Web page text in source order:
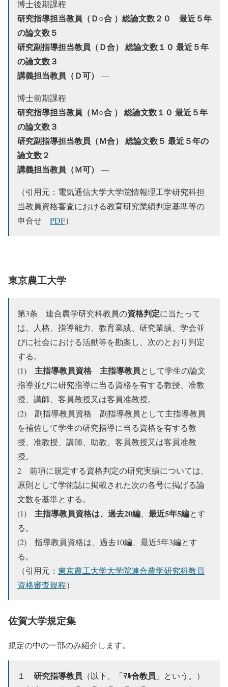
博士後期課程
研究指導担当教員（Ｄ○合 ）総論文数２０
最近５年
の論文数５
研究副指導担当教員（Ｄ合） 総論文数１０ 最近５年
の論文数３
講義担当教員（Ｄ可）
―
博士前期課程
研究指導担当教員（Ｍ○合 ） 総論文数１０ 最近５年
の論文数３
研究副指導担当教員（Ｍ合） 総論文数５ 最近５年の
論文数２
講義担当教員（Ｍ可） ―
（引用元：電気通信大学大学院情報理工学研究科担
当教員資格審査における教育研究業績判定基準等の
申合せ PDF）
東京農工大学
第3条 連合農学研究科教員の資格判定に当たって
は、人格、指導能力、教育業績、研究業績、学会並
びに社会における活動等を勘案し、次のとおり判定
する。
(1) 主指導教員資格 主指導教員として学生の論文
指導並びに研究指導に当る資格を有する教授、准教
授、講師、客員教授又は客員准教授。
(2) 副指導教員資格 副指導教員として主指導教員
を補佐して学生の研究指導に当る資格を有する教
授、准教授、講師、助教、客員教授又は客員准教
授。
2 前項に規定する資格判定の研究実績については、
原則として学術誌に掲載された次の各号に掲げる論
文数を基準とする。
(1) 主指導教員資格は、過去20編 最近5年5編とす
る。
(2) 指導教員資格は、過去10編、最近5年3編とす
る。
（引用元： 東京農工大学大学院連合農学研究科教員
資格審査規程）
佐賀大学規定集
規定の中の一部のみ紹介します。
１ 研究指導教員 （以下、「ﾏﾙ合教員 」という。）